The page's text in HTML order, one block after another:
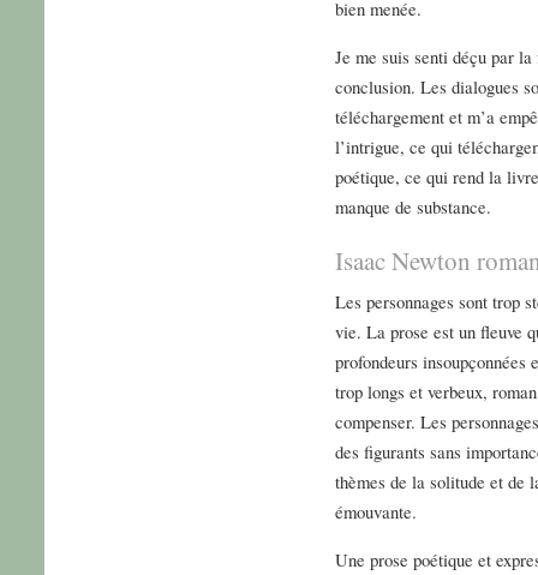
bien menée.
Je me suis senti déçu par
conclusion. Les dialogues
téléchargement et m’a
l’intrigue, ce qui
poétique, ce qui rend la
manque de substance.
Isaac Newton
Les personnages sont trop
vie. La prose est un fleuve
profondeurs insoupçonnées
trop longs et verbeux,
compenser. Les
des figurants sans
thèmes de la solitude et de
émouvante.
Une prose poétique et